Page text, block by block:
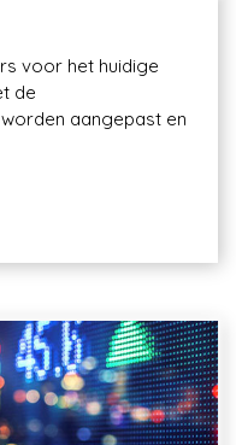
voor het huidige
de
aangepast en